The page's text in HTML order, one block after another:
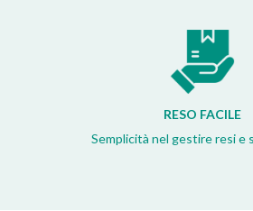
RESO FACILE
Semplicità nel gestire resi e